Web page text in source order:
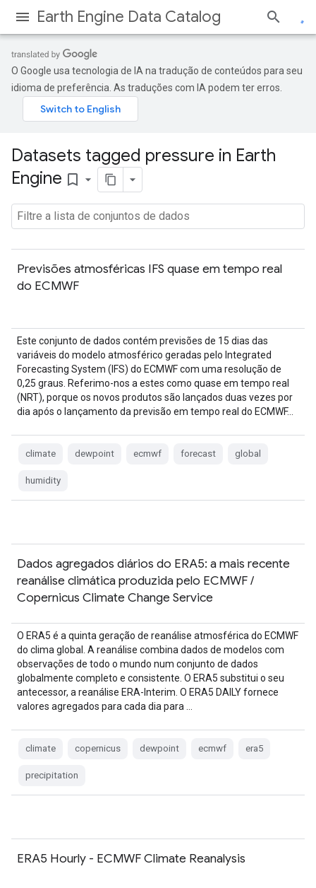
Earth Engine Data Catalog
O Google usa tecnologia de IA na tradução de conteúdos para seu
idioma de preferência. As traduções com IA podem ter erros.
Datasets tagged pressure in Earth
Engine bookmark_border
Previsões atmosféricas IFS quase em tempo real
do ECMWF
Este conjunto de dados contém previsões de 15 dias das
variáveis do modelo atmosférico geradas pelo Integrated
Forecasting System (IFS) do ECMWF com uma resolução de
0,25 graus. Referimo-nos a estes como quase em tempo real
(NRT), porque os novos produtos são lançados duas vezes por
dia após o lançamento da previsão em tempo real do ECMWF…
climate dewpoint ecmwf forecast global
humidity
Dados agregados diários do ERA5: a mais recente
reanálise climática produzida pelo ECMWF /
Copernicus Climate Change Service
O ERA5 é a quinta geração de reanálise atmosférica do ECMWF
do clima global. A reanálise combina dados de modelos com
observações de todo o mundo num conjunto de dados
globalmente completo e consistente. O ERA5 substitui o seu
antecessor, a reanálise ERA-Interim. O ERA5 DAILY fornece
valores agregados para cada dia para …
climate copernicus dewpoint ecmwf era5
precipitation
ERA5 Hourly - ECMWF Climate Reanalysis